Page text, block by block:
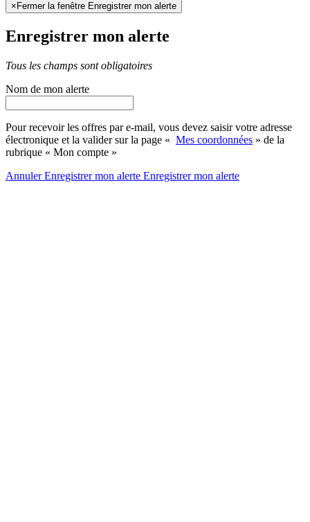
× Fermer la fenêtre Enregistrer mon alerte
Enregistrer mon alerte
Tous les champs sont obligatoires
Nom de mon alerte
Pour recevoir les offres par e-mail, vous devez saisir votre adresse
électronique et la valider sur la page « Mes coordonnées » de la
rubrique « Mon compte »
AnnulerEnregistrer mon alerte Enregistrermon alerte